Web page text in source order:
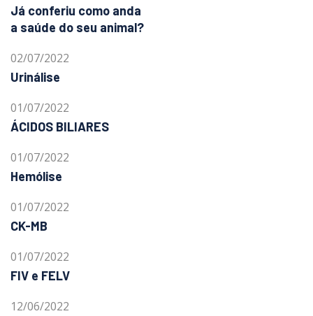
Já conferiu como anda
a saúde do seu animal?
02/07/2022
Urinálise
01/07/2022
ÁCIDOS BILIARES
01/07/2022
Hemólise
01/07/2022
CK-MB
01/07/2022
FIV e FELV
12/06/2022